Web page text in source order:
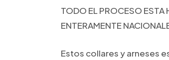
TODO EL PROCESO ESTA
ENTERAMENTE
Estos collares y arneses